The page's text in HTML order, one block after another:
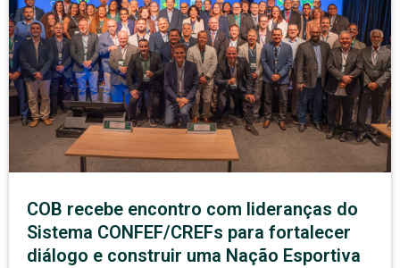
COB recebe encontro com lideranças do
Sistema CONFEF/CREFs para fortalecer
diálogo e construir uma Nação Esportiva